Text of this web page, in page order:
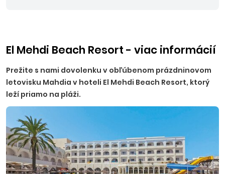
El Mehdi Beach Resort - viac informácií
Prežite s nami dovolenku v obľúbenom prázdninovom
letovisku Mahdia v hoteli El Mehdi Beach Resort, ktorý
leží priamo na pláži.